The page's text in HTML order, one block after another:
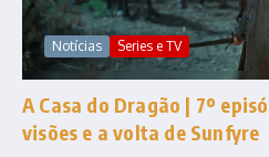
Notícias Series e TV
A Casa do Dragão | 7º
visões e a volta de Sunfyre